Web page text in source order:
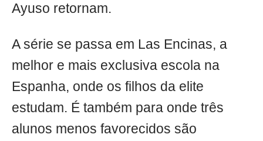
Ayuso retornam.
A série se passa em Las Encinas, a
melhor e mais exclusiva escola na
Espanha, onde os filhos da elite
estudam. É também para onde três
alunos menos favorecidos são